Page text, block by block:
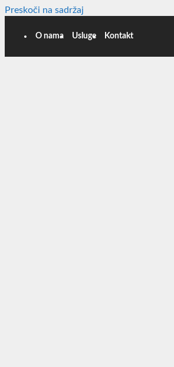
Preskoči na sadržaj
O nama Usluge Kontakt